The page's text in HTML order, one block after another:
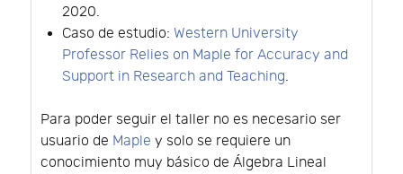
2020.
Caso de estudio: Western University
Professor Relies on Maple for Accuracy and
Support in Research and Teaching.
Para poder seguir el taller no es necesario ser
usuario de Maple y solo se requiere un
conocimiento muy básico de Álgebra Lineal